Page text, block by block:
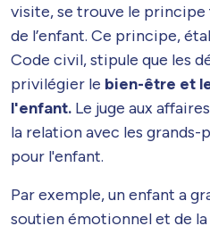
visite, se trouve le principe
de l’enfant. Ce principe,
Code civil, stipule que les
privilégier le bien-être et
l'enfant. Le juge aux
la relation avec les
pour l'enfant.
Par exemple, un enfant a
soutien émotionnel et de